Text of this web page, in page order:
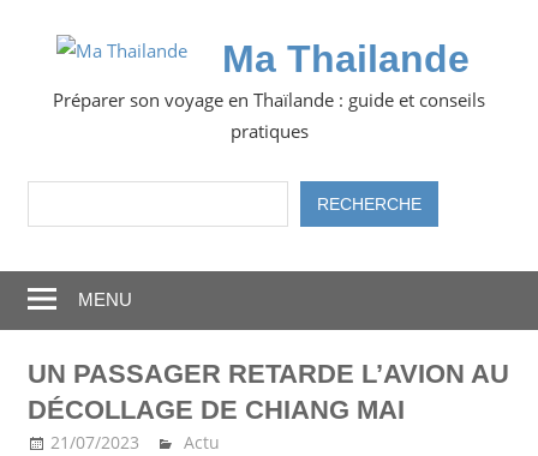
Ma Thailande
Préparer son voyage en Thaïlande : guide et conseils
pratiques
RechercherRECHERCHE
MENU
UN PASSAGER RETARDE L’AVION AU
DÉCOLLAGE DE CHIANG MAI
21/07/2023 Ma Thailande
Actu